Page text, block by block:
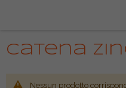
Catena
Nessun prodotto